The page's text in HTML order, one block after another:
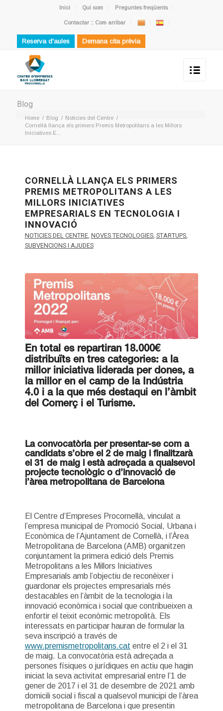
Inici Qui som Preguntes freqüents
Contactar :: Com arribar
Reserva d'aules Demana cita prèvia
Blog
Home / Blog / Noticies del Centre /
Cornellà llança els primers Premis Metropolitans a les Millors
Iniciatives E...
CORNELLÀ LLANÇA ELS PRIMERS
PREMIS METROPOLITANS A LES
MILLORS INICIATIVES
EMPRESARIALS EN TECNOLOGIA I
INNOVACIÓ
NOTICIES DEL CENTRE, NOVES TECNOLOGIES, STARTUPS,
SUBVENCIONS I AJUDES
En total es repartiran 18.000€
distribuïts en tres categories: a la
millor iniciativa liderada per dones, a
la millor en el camp de la Indústria
4.0 i a la que més destaqui en l’àmbit
del Comerç i el Turisme.
La convocatòria per presentar-se com a
candidats s’obre el 2 de maig i finalitzarà
el 31 de maig i està adreçada a qualsevol
projecte tecnològic o d’innovació de
l’àrea metropolitana de Barcelona
El Centre d’Empreses Procornellà, vinculat a
l’empresa municipal de Promoció Social, Urbana i
Econòmica de l’Ajuntament de Cornellà, i l’Àrea
Metropolitana de Barcelona (AMB) organitzen
conjuntament la primera edició dels Premis
Metropolitans a les Millors Iniciatives
Empresarials amb l’objectiu de reconèixer i
guardonar els projectes empresarials més
destacables en l’àmbit de la tecnologia i la
innovació econòmica i social que contribueixen a
enfortir el teixit econòmic metropolità. Els
interessats en participar hauran de formular la
seva inscripció a través de
www.premismetropolitans.cat entre el 2 i el 31
de maig. La convocatòria està adreçada a
persones físiques o jurídiques en actiu que hagin
iniciat la seva activitat empresarial entre l’1 de
gener de 2017 i el 31 de desembre de 2021 amb
domicili social i fiscal a qualsevol municipi de l’àrea
metropolitana de Barcelona i que presentin